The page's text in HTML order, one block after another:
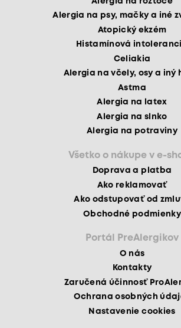
Alergia na psy, mačky a iné
Atopický ekzém
Histamínová
Celiakia
Alergia na včely, osy a iný
Astma
Alergia na latex
Alergia na slnko
Alergia na potraviny
Všetko o nákupe v e-
Doprava a platba
Ako reklamovať
Ako odstupovať od
Obchodné podmienky
Portál PreAlergikov
O nás
Kontakty
Zaručená účinnosť
Ochrana osobných
Nastavenie cookies